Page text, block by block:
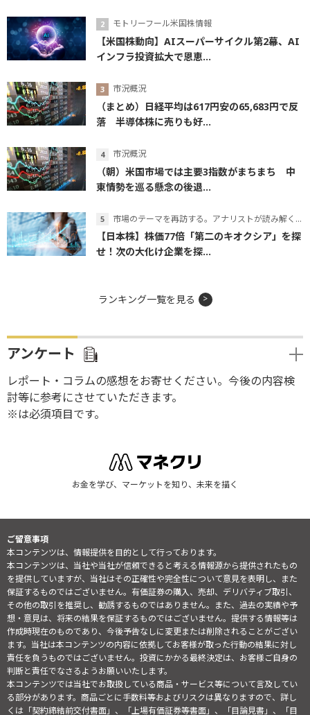
モトリーフール米国株情報
【米国株動向】AIスーパーサイクル第2幕、AI
インフラ投資拡大で恩恵...
市況概況
（まとめ）日経平均は617円安の65,683円で反
落 半導体株に売りも好...
市況概況
（朝）米国市場では主要3指数がまちまち 中
東情勢を巡る懸念の後退...
市場のテーマを再訪する。アナリストが読み解くテーマの本質
【日本株】株価77倍「第二のキオクシア」を探
せ！次の大化け企業を探...
ランキング一覧を見る
アンケート
レポート・コラムの感想をお寄せください。今後の内容検
討等に参考にさせていただきます。
※は必須項目です。
お金を学び、マーケットを知り、未来を描く
ご留意事項
本コンテンツは、情報提供を目的として行っております。
本コンテンツは、当社や当社が信頼できると考える情報源から提供されたもの
を提供していますが、当社はその正確性や完全性について意見を表明し、また
保証するものではございません。有価証券の購入、売却、デリバティブ取引、
その他の取引を推奨し、勧誘するものではありません。また、過去の実績や予
想・意見は、将来の結果を保証するものではございません。提供する情報等は
作成時現在のものであり、今後予告なしに変更または削除されることがござい
ます。当社は本コンテンツの内容に依拠してお客様が取った行動の結果に対し
責任を負うものではございません。投資にかかる最終決定は、お客様ご自身の
判断と責任でなさるようお願いいたします。
本コンテンツでは当社でお取扱している商品・サービス等について言及してい
る部分があります。商品ごとに手数料等およびリスクは異なりますので、詳し
くは「契約締結前交付書面」、「上場有価証券等書面」、「目論見書」、「目